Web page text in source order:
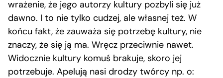
wrażenie, że jego autorzy kultury pozbyli się już
dawno. I to nie tylko cudzej, ale własnej też. W
końcu fakt, że zauważa się potrzebę kultury, nie
znaczy, że się ją ma. Wręcz przeciwnie nawet.
Widocznie kultury komuś brakuje, skoro jej
potrzebuje. Apelują nasi drodzy twórcy np. o: